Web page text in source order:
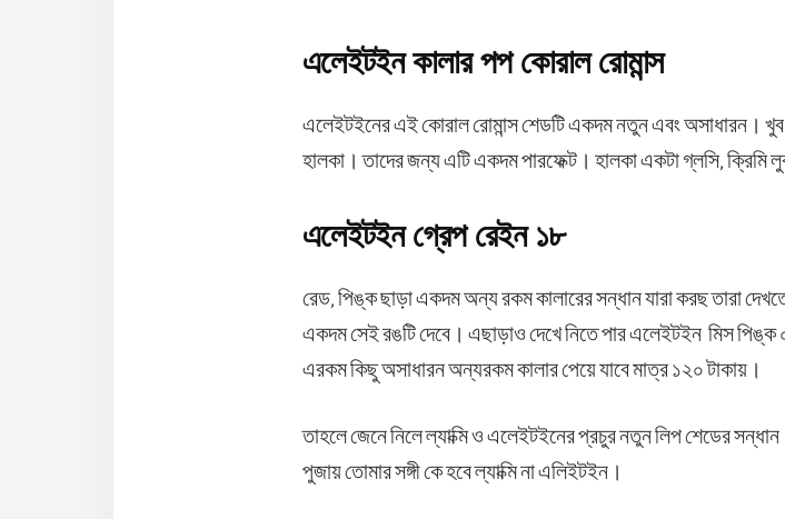
এলেইটইন কালার পপ কোরাল রোমান্স
এলেইটইনের এই কোরাল রোমান্স শেডটি একদম নতুন এবং অসাধারন। খুব
হালকা। তাদের জন্য এটি একদম পারফেক্ট। হালকা একটা গ্লসি, ক্রিমি
এলেইটইন গ্রেপ রেইন ১৮
রেড, পিঙ্ক ছাড়া একদম অন্য রকম কালারের সন্ধান যারা করছ তারা
একদম সেই রঙটি দেবে। এছাড়াও দেখে নিতে পার এলেইটইন মিস
এরকম কিছু অসাধারন অন্যরকম কালার পেয়ে যাবে মাত্র ১২০ টাকায়।
তাহলে জেনে নিলে ল্যাক্মি ও এলেইটইনের প্রচুর নতুন লিপ শেডের
পুজায় তোমার সঙ্গী কে হবে ল্যাক্মি না এলিইটইন।